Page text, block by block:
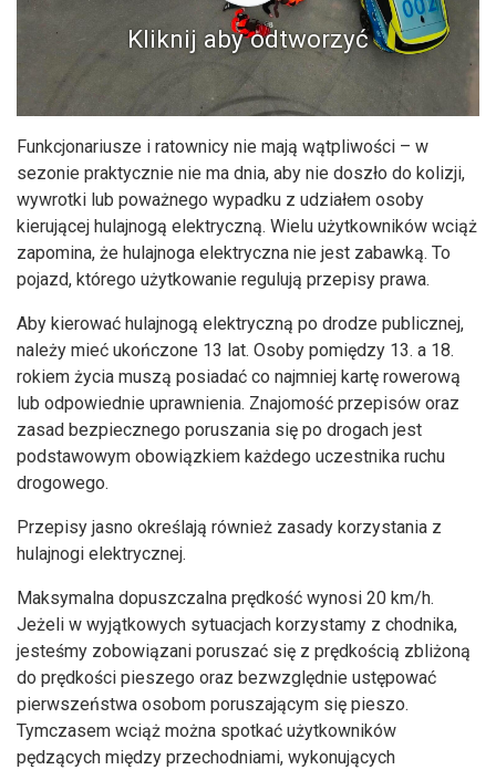
Kliknij aby odtworzyć
Funkcjonariusze i ratownicy nie mają wątpliwości – w
sezonie praktycznie nie ma dnia, aby nie doszło do kolizji,
wywrotki lub poważnego wypadku z udziałem osoby
kierującej hulajnogą elektryczną. Wielu użytkowników wciąż
zapomina, że hulajnoga elektryczna nie jest zabawką. To
pojazd, którego użytkowanie regulują przepisy prawa.
Aby kierować hulajnogą elektryczną po drodze publicznej,
należy mieć ukończone 13 lat. Osoby pomiędzy 13. a 18.
rokiem życia muszą posiadać co najmniej kartę rowerową
lub odpowiednie uprawnienia. Znajomość przepisów oraz
zasad bezpiecznego poruszania się po drogach jest
podstawowym obowiązkiem każdego uczestnika ruchu
drogowego.
Przepisy jasno określają również zasady korzystania z
hulajnogi elektrycznej.
Maksymalna dopuszczalna prędkość wynosi 20 km/h.
Jeżeli w wyjątkowych sytuacjach korzystamy z chodnika,
jesteśmy zobowiązani poruszać się z prędkością zbliżoną
do prędkości pieszego oraz bezwzględnie ustępować
pierwszeństwa osobom poruszającym się pieszo.
Tymczasem wciąż można spotkać użytkowników
pędzących między przechodniami, wykonujących